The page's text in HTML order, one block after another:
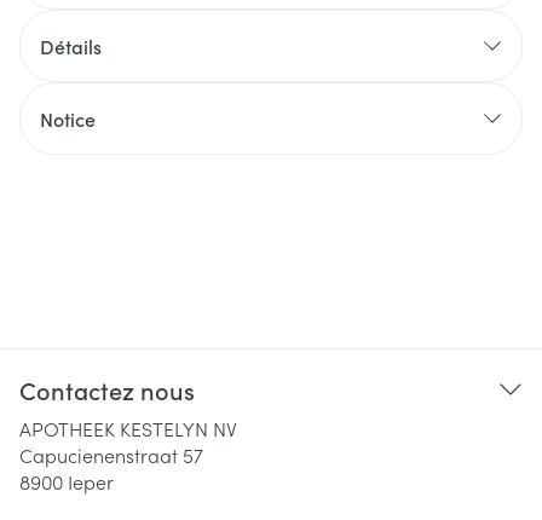
Détails
Notice
Contactez nous
APOTHEEK KESTELYN NV
Capucienenstraat 57
8900 Ieper